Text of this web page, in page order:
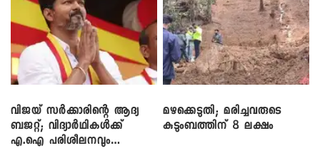
വിജയ് സർക്കാരിന്റെ ആദ്യ
ബജറ്റ്; വിദ്യാർഥികൾക്ക്
എ.ഐ പരിശീലനവും
മഴക്കെടുതി; മരിച്ചവരുടെ
കുടുംബത്തിന് 8 ലക്ഷം